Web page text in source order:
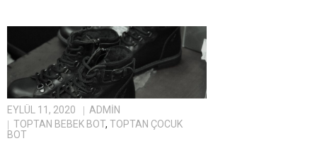
EYLÜL 11, 2020
ADMIN
TOPTAN BEBEK BOT, TOPTAN ÇOCUK
BOT